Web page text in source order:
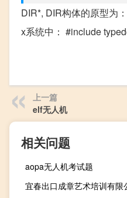
DIR*, DIR构体的原型为
x系统中： #include
上一篇
elf无人机
相关问题
aopa无人机考试题